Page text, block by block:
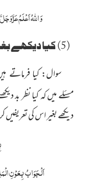
وَاللہُاَعْلَمُ
(5) کیا دیکھے بغیرکسی کو نظر بد لگ سکتی ہے؟
سوال:کیا
مسئلےمیں کہ کیا نظر بد
دیکھے بغیر اس کی
اَلْجَوَابُ بِعَوْنِ